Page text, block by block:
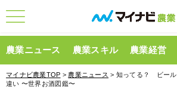
農業ニュース 農業スキル 農業経営
マイナビ農業TOP > 農業ニュース > 知ってる？ ビール
違い 〜世界お酒図鑑〜